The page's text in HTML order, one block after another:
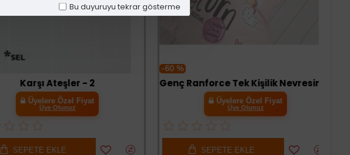
Bu duyuruyu tekrar gösterme
Karşı Ateşler - 2
Üyelere Özel Fiyat
Üye Olunuz
SEPETE EKLE
-60 %
Genç Ranforce Tek Kişilik Nevresim Takımı Pink Dreams Pudra
Üyelere Özel Fiyat
Üye Olunuz
SEPETE EKLE